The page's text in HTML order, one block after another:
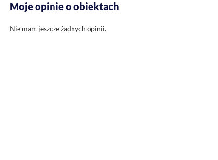
Moje opinie o obiektach
Nie mam jeszcze żadnych opinii.